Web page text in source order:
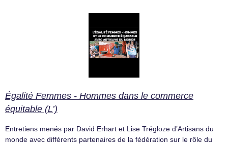
Égalité Femmes - Hommes dans le commerce
équitable (L’)
Entretiens menés par David Erhart et Lise Trégloze d’Artisans du
monde avec différents partenaires de la fédération sur le rôle du